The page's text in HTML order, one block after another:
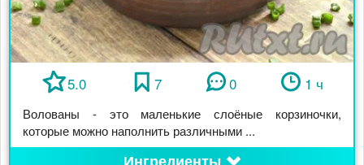
5.0 7 0 1 ч
Волованы - это маленькие слоёные корзиночки,
которые можно наполнить различными ...